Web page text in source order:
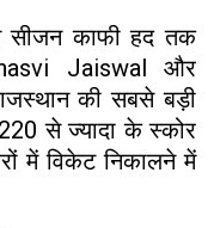
सीजन काफी हद तक
Jaiswal और
की सबसे बड़ी
220 से ज्यादा के स्कोर
में विकेट निकालने में